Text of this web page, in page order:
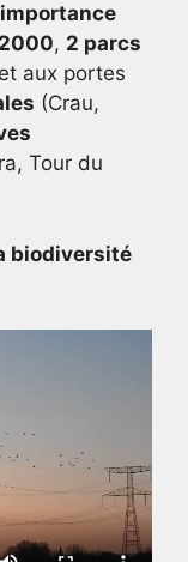
, 2 parcs
aux portes
(Crau,
Tour du
biodiversité